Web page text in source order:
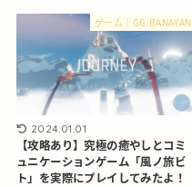
ゲーム｜GG.BANAYAN
2024.01.01
【攻略あり】究極の癒やしとコミ
ュニケーションゲーム「風ノ旅ビ
ト」を実際にプレイしてみたよ！